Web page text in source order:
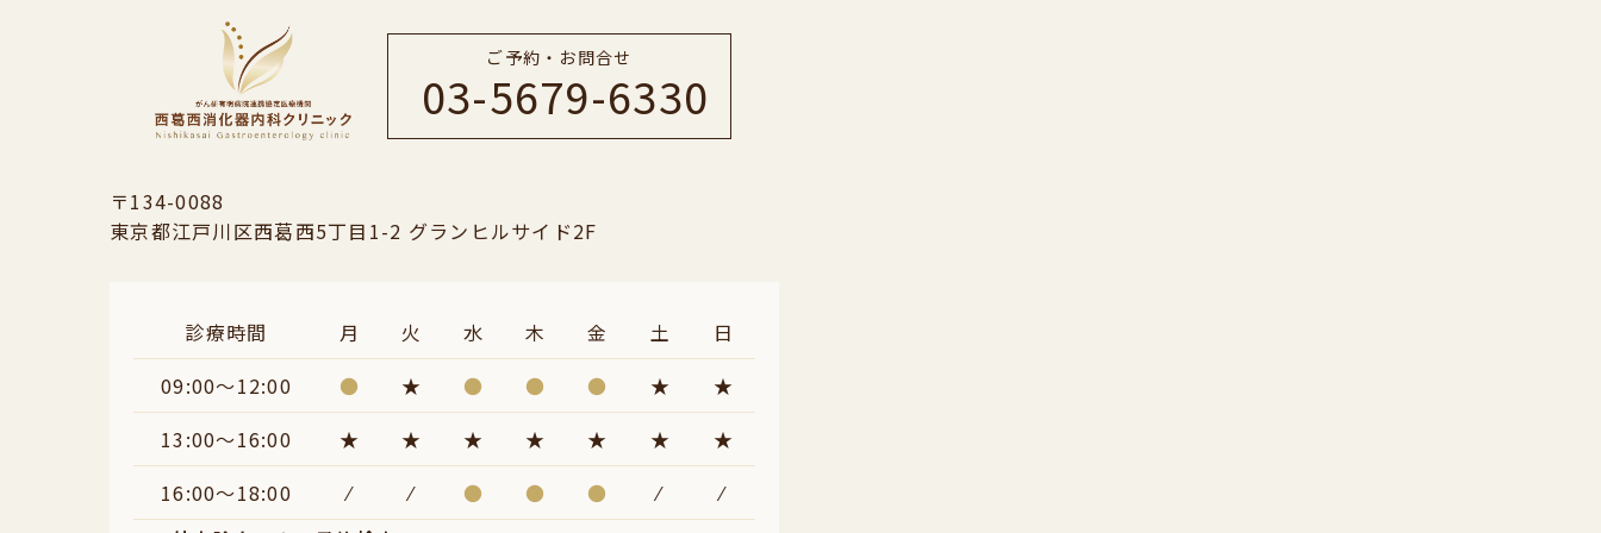
ご予約・お問合せ
03-5679-6330
〒134-0088
東京都江戸川区西葛西5丁目1-2 グランヒルサイド2F
診療時間 月 火 水 木 金 土
日
09:00～12:00
● ★ ● ● ● ★
★
13:00～16:00
★ ★ ★ ★ ★ ★
★
16:00～18:00
⁄ ⁄ ● ● ● ⁄
⁄